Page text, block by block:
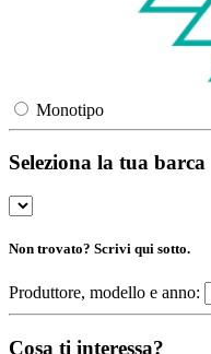
Monotipo
Seleziona la tua barca
Non trovato? Scrivi qui sotto.
Produttore, modello e anno:
Cosa ti interessa?